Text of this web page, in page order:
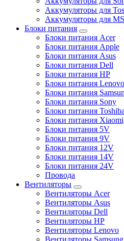
Аккумуляторы для
Аккумуляторы для
Блоки питания
Блоки питания Acer
Блоки питания Apple
Блоки питания Asus
Блоки питания Dell
Блоки питания HP
Блоки питания Lenovo
Блоки питания
Блоки питания Sony
Блоки питания Toshiba
Блоки питания
Блоки питания 5V
Блоки питания 9V
Блоки питания 12V
Блоки питания 14V
Блоки питания 24V
Провода
Вентиляторы
Вентиляторы Acer
Вентиляторы Asus
Вентиляторы Dell
Вентиляторы HP
Вентиляторы Lenovo
Вентиляторы Samsung